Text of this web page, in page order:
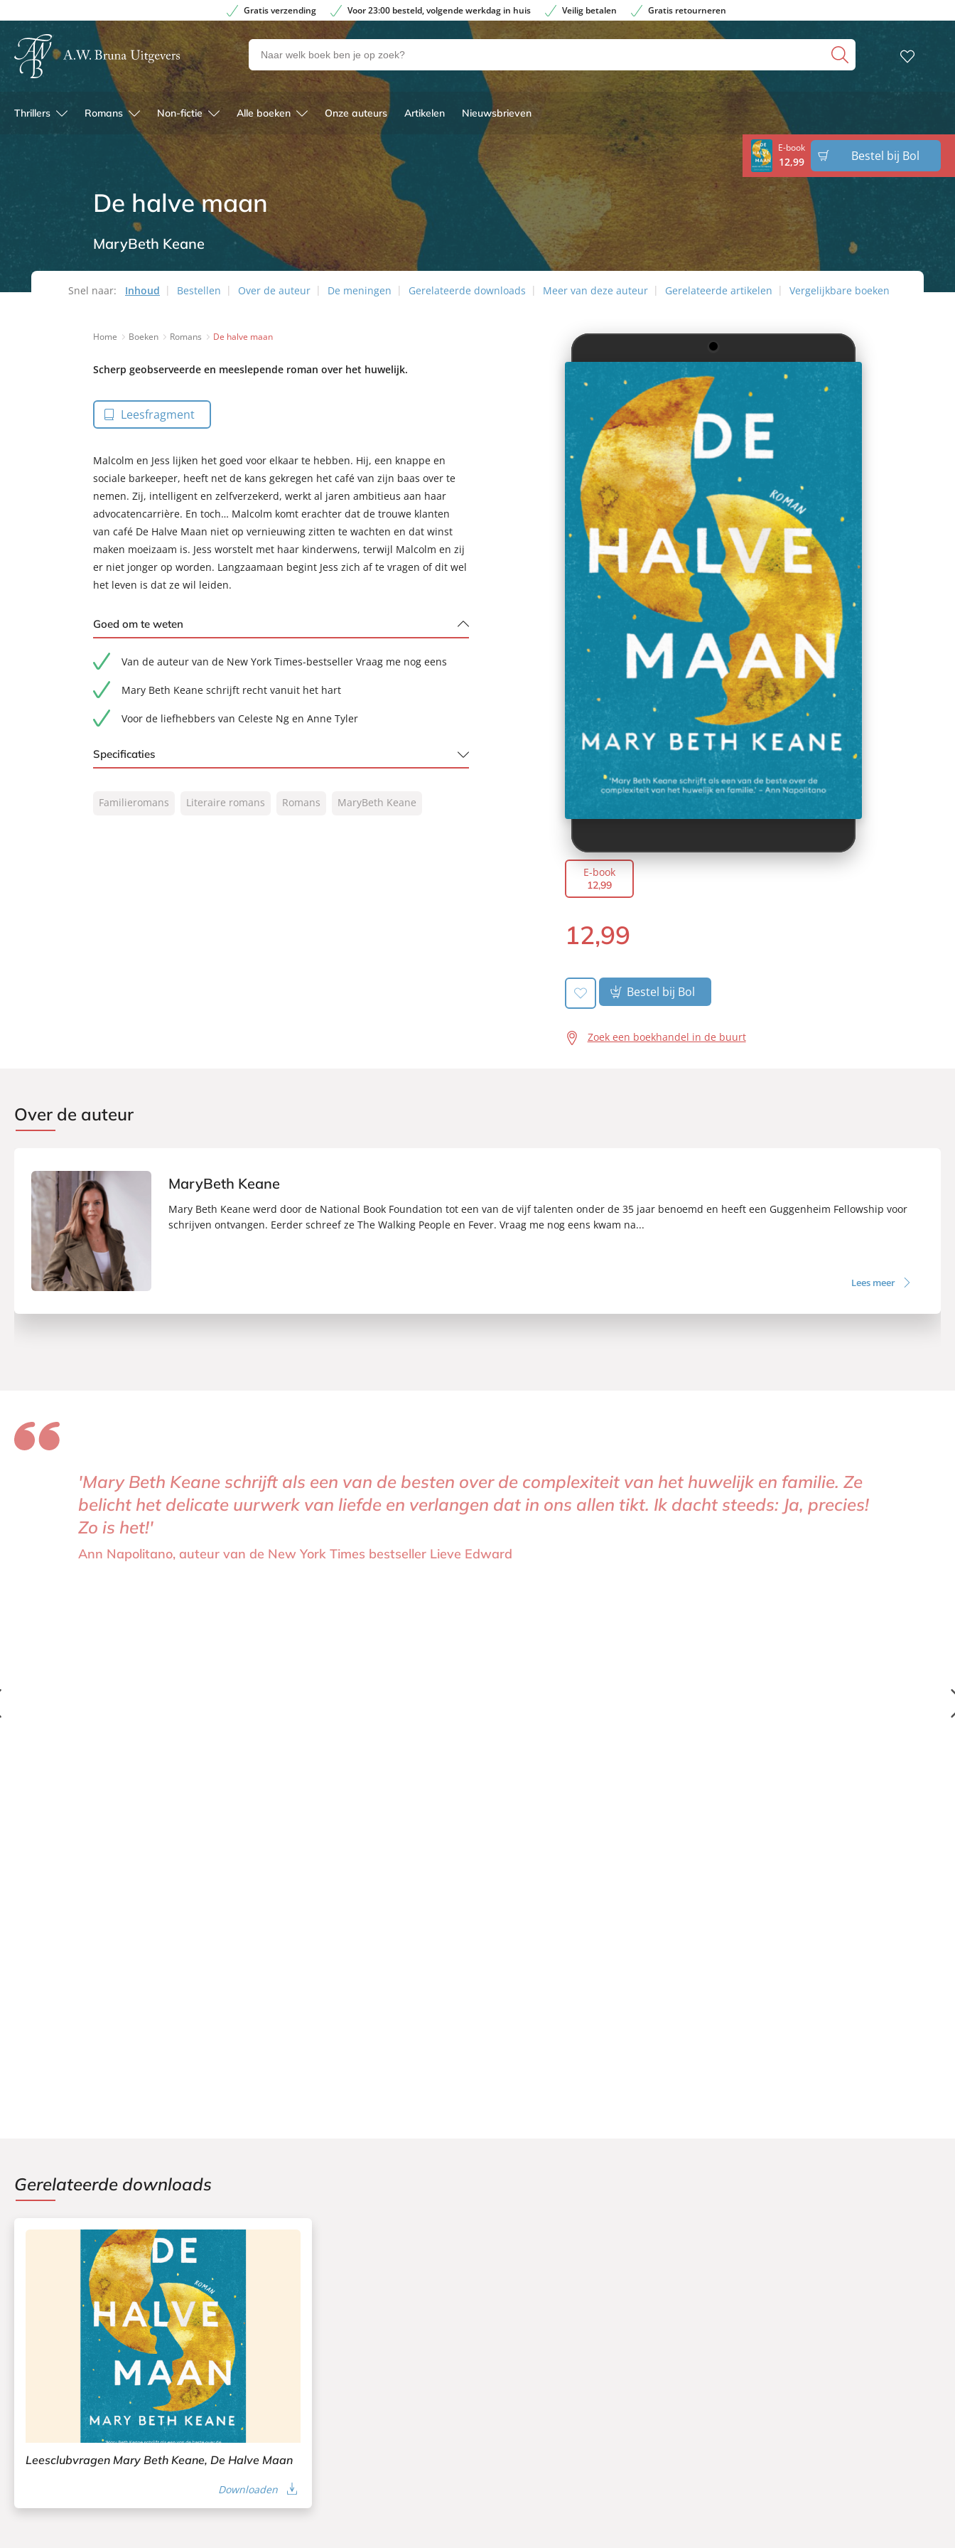
Gratis verzending Voor 23:00 besteld, volgende werkdag in huis Veilig betalen Gratis retourneren
Zoeken
naar
boeken,
auteurs
en
uitgevers
Thrillers Romans Non-fictie Alle boeken Onze auteurs Artikelen Nieuwsbrieven
E-book
12,99 Bestel bij Bol
De halve maan
MaryBeth Keane
Snel naar: Inhoud Bestellen Over de auteur De meningen Gerelateerde downloads Meer van deze auteur Gerelateerde artikelen Vergelijkbare boeken
Home Boeken Romans De halve maan
Scherp geobserveerde en meeslepende roman over het huwelijk.
Leesfragment
Malcolm en Jess lijken het goed voor elkaar te hebben. Hij, een knappe en
sociale barkeeper, heeft net de kans gekregen het café van zijn baas over te
nemen. Zij, intelligent en zelfverzekerd, werkt al jaren ambitieus aan haar
advocatencarrière. En toch… Malcolm komt erachter dat de trouwe klanten
van café De Halve Maan niet op vernieuwing zitten te wachten en dat winst
maken moeizaam is. Jess worstelt met haar kinderwens, terwijl Malcolm en zij
er niet jonger op worden. Langzaamaan begint Jess zich af te vragen of dit wel
het leven is dat ze wil leiden.
Goed om te weten
Van de auteur van de New York Times-bestseller Vraag me nog eens
Mary Beth Keane schrijft recht vanuit het hart
Voor de liefhebbers van Celeste Ng en Anne Tyler
Specificaties
NUR:
302
Familieromans Literaire romans Romans MaryBeth Keane
E-book
12,99
E-
12,99
Bestel bij Bol
Zoek een boekhandel in de buurt
Over de auteur
MaryBeth Keane
Mary Beth Keane werd door de National Book Foundation tot een van de vijf talenten onder de 35 jaar benoemd en heeft een Guggenheim Fellowship voor
schrijven ontvangen. Eerder schreef ze The Walking People en Fever. Vraag me nog eens kwam na...
Lees meer
CowleyHeller, auteur van de Sunday Times bestseller Het papieren paleis
'Mary Beth Keane schrijft als een van de besten over de complexiteit van het huwelijk en familie. Ze
belicht het delicate uurwerk van liefde en verlangen dat in ons allen tikt. Ik dacht steeds: Ja, precies!
Zo is het!'
Ann Napolitano, auteur van de New York Times bestseller Lieve Edward
‘Mary Beth Keane schrijft recht in het hart. Ze laat ons zien hoe een liefde dieper kan worden, hoe
liefde ook kan blijven hangen, als een halve maan in de lucht, aangroeiend en afnemend op
hetzelfde moment met gelijke delen van schaduw en licht. Ik kon dit boek niet neerleggen.’
CowleyHeller, auteur van de Sunday Times bestseller Het papieren paleis
Gerelateerde downloads
Leesclubvragen Mary Beth Keane, De Halve Maan
Downloaden